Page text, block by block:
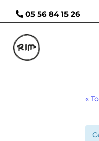
05 56 84 15 26
«